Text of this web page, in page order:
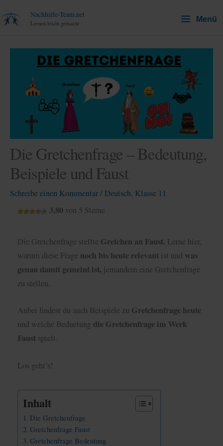
Inhalt
Nachhilfe-Team.net
Lernen leicht gemacht Menü
Die Gretchenfrage – Bedeutung,
Beispiele und Faust
Schreibe einen Kommentar/ Deutsch, Klasse 11
3,80 von 5 Sterne
Die Gretchenfrage stellte Gretchen an Faust. Lerne hier,
warum diese Frage noch bis heute relevant ist und was
genau damit gemeint ist, jemandem eine Gretchenfrage
zu stellen.
Anbei findest du auch Beispiele zu Gretchenfrage heute
und welche Beduetung die Gretchenfrage im Werk
Faust spielt.
Los geht’s!
Inhalt
Die Gretchenfrage
Gretchenfrage Faust
Gretchenfrage Bedeutung